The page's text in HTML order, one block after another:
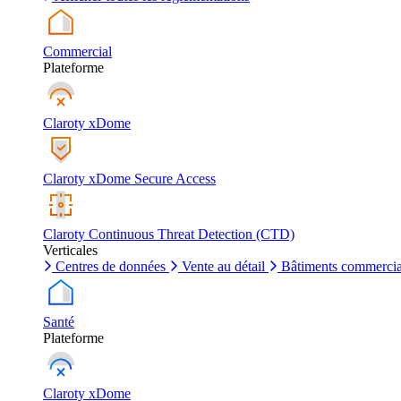
Commercial
Plateforme
Claroty xDome
Claroty xDome Secure Access
Claroty Continuous Threat Detection (CTD)
Verticales
Centres de données
Vente au détail Bâtiments
Santé
Plateforme
Claroty xDome